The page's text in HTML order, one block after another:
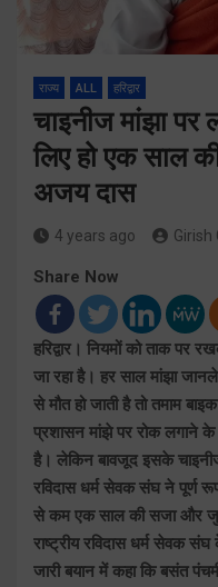
राज्य ALL हरिद्वार
चाइनीज मांझा पर
लिए हो एक साल
अजय दास
4 years ago Girish
Share Now
हरिद्वार। नियमों को ताक पर
जा रहा है। हर साल मांझा
से मौत हो जाती है तो तमाम
प्रशासन मांझे पर रोक लगाने के
है। लेकिन बावजूद इसके चाइनीज
रविदास धर्म सेवक संघ ने पूर्ण
से कम एक साल की सजा और
राष्ट्रीय रविदास धर्म सेवक
जारी बयान में कहा कि बसंत